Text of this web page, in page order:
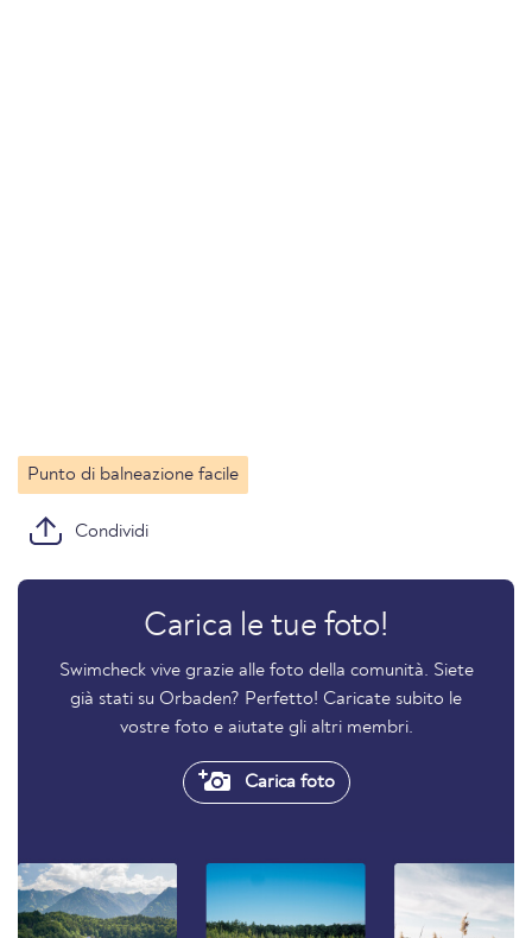
Punto di balneazione facile
Condividi
Carica le tue foto!
Swimcheck vive grazie alle foto della comunità. Siete
già stati su Orbaden? Perfetto! Caricate subito le
vostre foto e aiutate gli altri membri.
Carica foto